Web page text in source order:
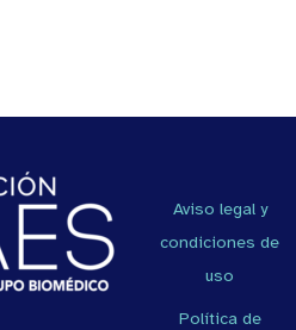
Aviso legal y
condiciones de
uso
Política de